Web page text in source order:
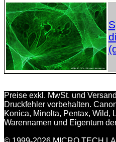
Preise exkl. MwSt. und
Druckfehler vorbehalten.
Konica, Minolta, Pentax, Wild,
Warennamen und Eigentum